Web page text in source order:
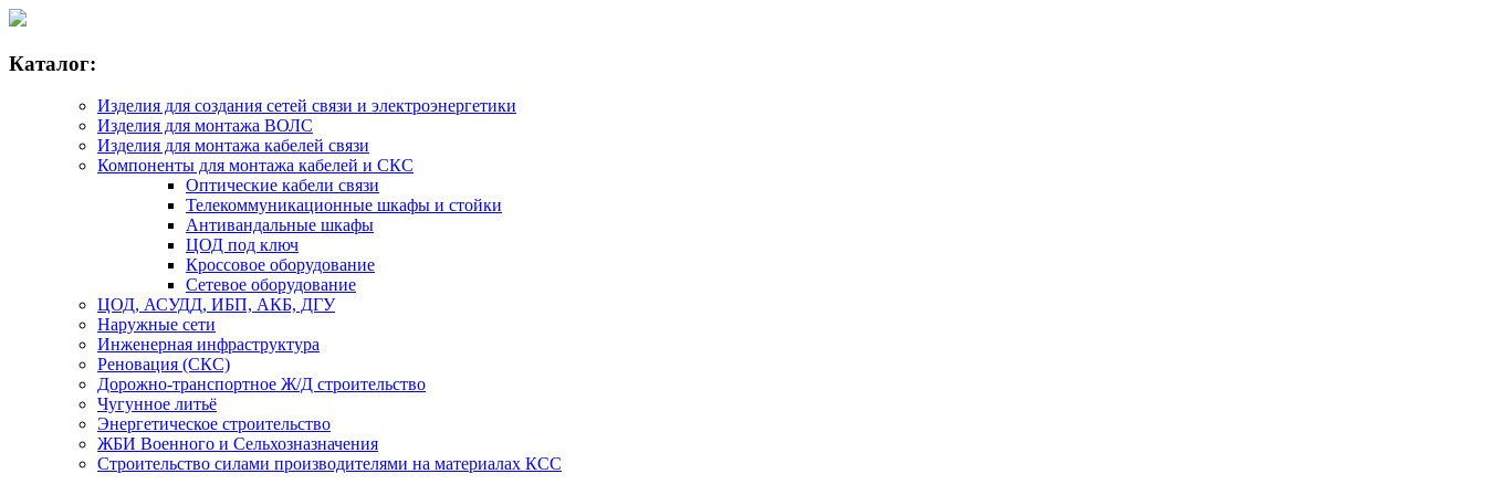
Каталог:
Изделия для создания сетей связи и электроэнергетики
Изделия для монтажа ВОЛС
Изделия для монтажа кабелей связи
Компоненты для монтажа кабелей и СКС
Оптические кабели связи
Телекоммуникационные шкафы и стойки
Антивандальные шкафы
ЦОД под ключ
Кроссовое оборудование
Сетевое оборудование
ЦОД, АСУДД, ИБП, АКБ, ДГУ
Наружные сети
Инженерная инфраструктура
Реновация (СКС)
Дорожно-транспортное Ж/Д строительство
Чугунное литьё
Энергетическое строительство
ЖБИ Военного и Сельхозназначения
Строительство силами производителями на материалах КСС